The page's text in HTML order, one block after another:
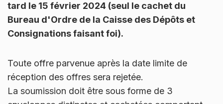
tard le 15 février 2024 (seul le cachet du
Bureau d'Ordre de la Caisse des Dépôts et
Consignations faisant foi).
Toute offre parvenue après la date limite de
réception des offres sera rejetée.
La soumission doit être sous forme de 3